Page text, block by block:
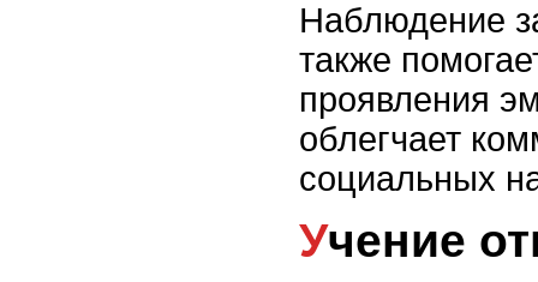
Наблюдение
также
проявления
облегчает
социальных
Учение